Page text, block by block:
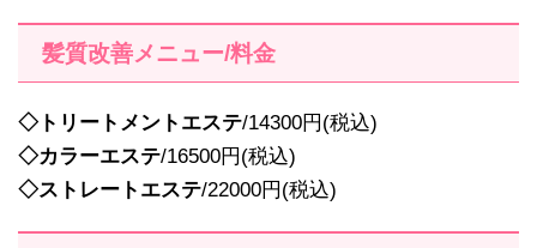
髪質改善メニュー/料金
◇トリートメントエステ/14300円(税込)
◇カラーエステ/16500円(税込)
◇ストレートエステ/22000円(税込)